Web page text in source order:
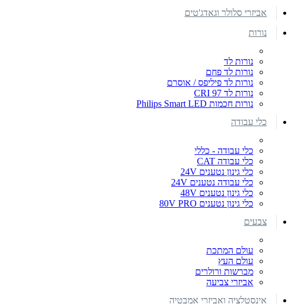
אביזרי סלולר וגאדג'טים
נורות
נורות לד
נורות לד פחם
נורות לד פיליפס / אוסרם
נורות לד CRI 97
נורות חכמות Philips Smart LED
כלי עבודה
כלי עבודה - כללי
כלי עבודה CAT
כלי גינון נטענים 24V
כלי עבודה נטענים 24V
כלי גינון נטענים 48V
כלי גינון נטענים 80V PRO
צבעים
עולם המתכת
עולם העץ
מברשות ורולרים
אביזרי צביעה
אינסטלציה ואביזרי אמבטיה